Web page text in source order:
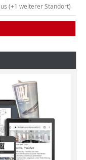
(+1 weiterer Standort)